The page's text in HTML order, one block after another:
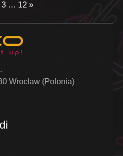
3 … 12 »
Wrocław (Polonia)